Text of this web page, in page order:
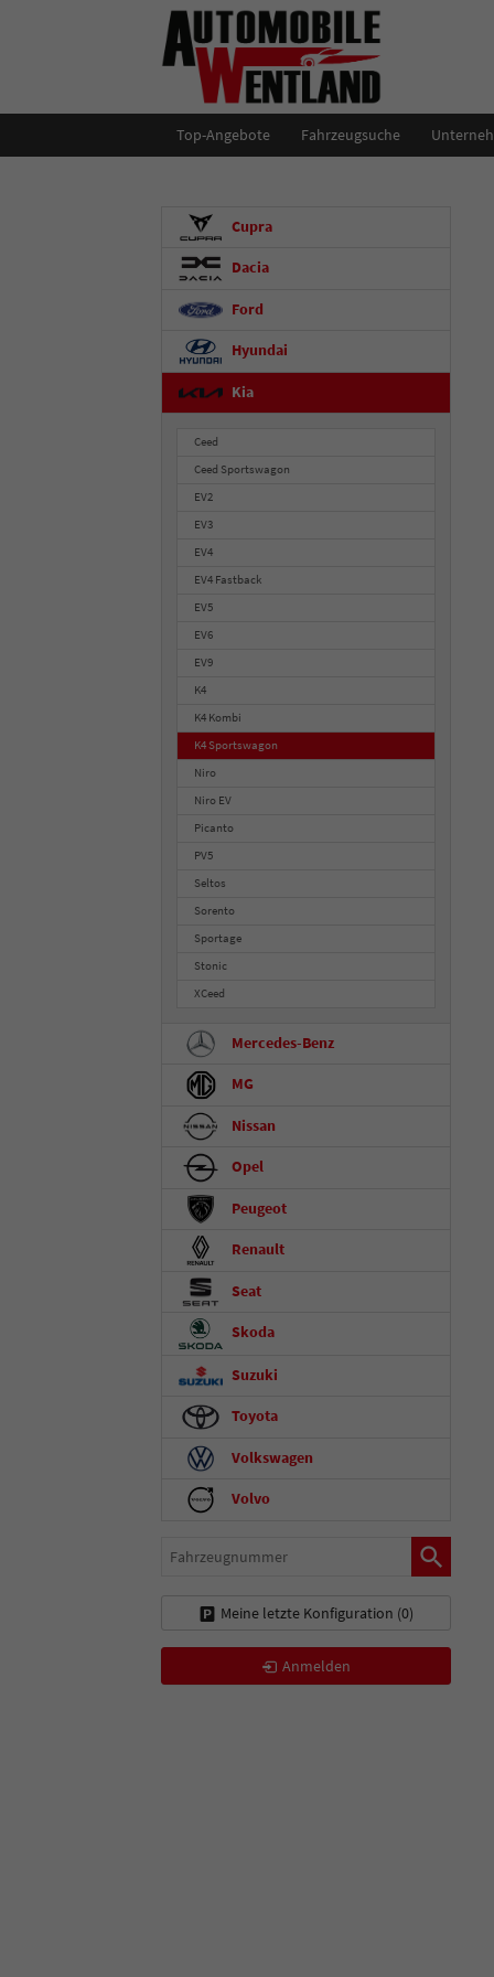
Top-Angebote Fahrzeugsuche
Cupra
Dacia
Ford
Hyundai
Kia
Ceed
Ceed Sportswagon
EV2
EV3
EV4
EV4 Fastback
EV5
EV6
EV9
K4
K4 Kombi
K4 Sportswagon
Niro
Niro EV
Picanto
PV5
Seltos
Sorento
Sportage
Stonic
XCeed
Mercedes-Benz
MG
Nissan
Opel
Peugeot
Renault
Seat
Skoda
Suzuki
Toyota
Volkswagen
Volvo
Fahrzeugnummer
Meine letzte Konfiguration (0)
Anmelden